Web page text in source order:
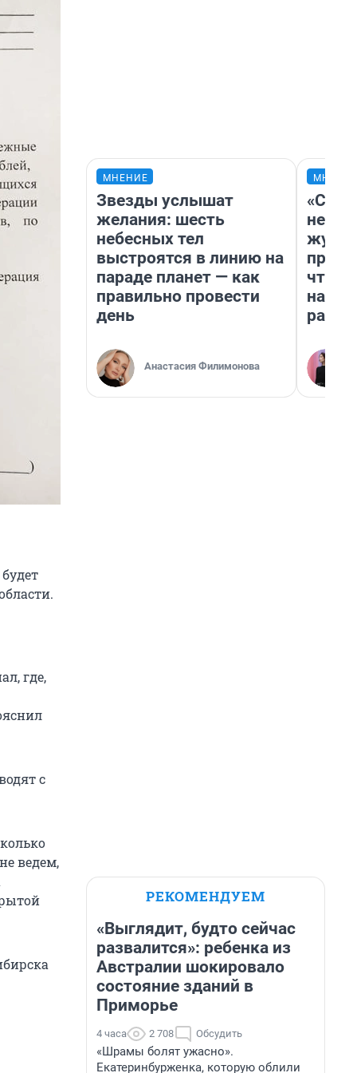
где,
с
ведем,
МНЕНИЕ
Звезды услышат
желания: шесть
небесных тел
выстроятся в линию на
параде планет — как
правильно провести
день
Анастасия Филимонова
на
ради
РЕКОМЕНДУЕМ
«Выглядит, будто сейчас
развалится»: ребенка из
Австралии шокировало
состояние зданий в
Приморье
4 часа 2 708 Обсудить
«Шрамы болят ужасно».
Екатеринбурженка, которую облили